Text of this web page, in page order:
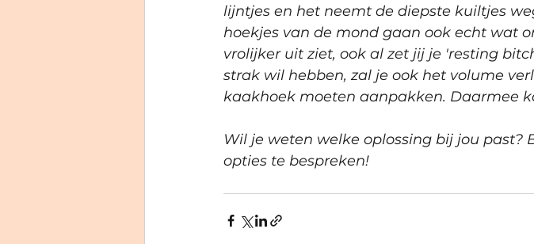
lijntjes en het neemt de diepste kuiltjes
hoekjes van de mond gaan ook echt wat
vrolijker uit ziet, ook al zet jij je 'resting
strak wil hebben, zal je ook het volume
kaakhoek moeten aanpakken. Daarmee
Wil je weten welke oplossing bij jou past?
opties te bespreken!